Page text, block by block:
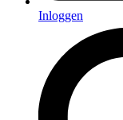
Inloggen